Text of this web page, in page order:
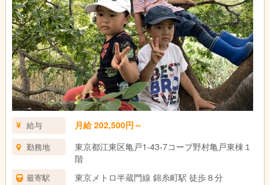
給与 月給 202,500円～
勤務地
東京都江東区亀戸1-43-7コープ野村亀戸東棟１
階
最寄駅 東京メトロ半蔵門線 錦糸町駅 徒歩８分